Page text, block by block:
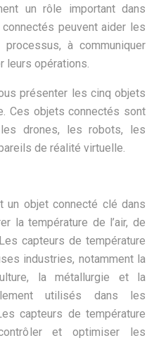
un rôle important dans
peuvent aider les
à communiquer
leurs opérations.
présenter les cinq objets
Ces objets connectés sont
drones, les robots, les
de réalité virtuelle.
un objet connecté clé dans
la température de l’air, de
capteurs de température
industries, notamment la
la métallurgie et la
utilisés dans les
capteurs de température
et optimiser les